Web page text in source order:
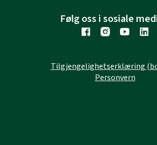
Følg oss i sosiale
Tilgjengelighetserklæring
Personvern